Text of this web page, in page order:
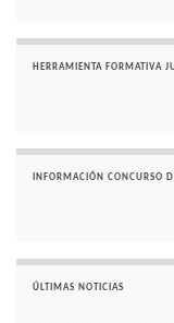
HERRAMIENTA FORMATIVA
INFORMACIÓN CONCURSO
ÚLTIMAS NOTICIAS